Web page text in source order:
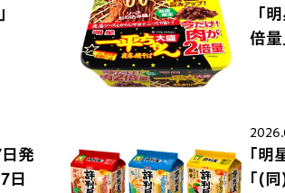
「
倍
発
日
｢明
｢(